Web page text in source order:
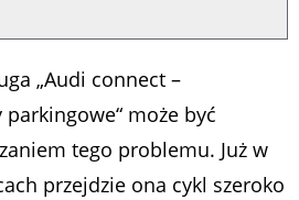
„Audi connect –
może być
tego problemu. Już w
przejdzie ona cykl szeroko